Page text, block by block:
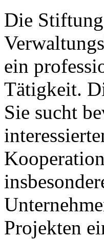
Die
ein
Tätigkeit.
Sie sucht
Projekten